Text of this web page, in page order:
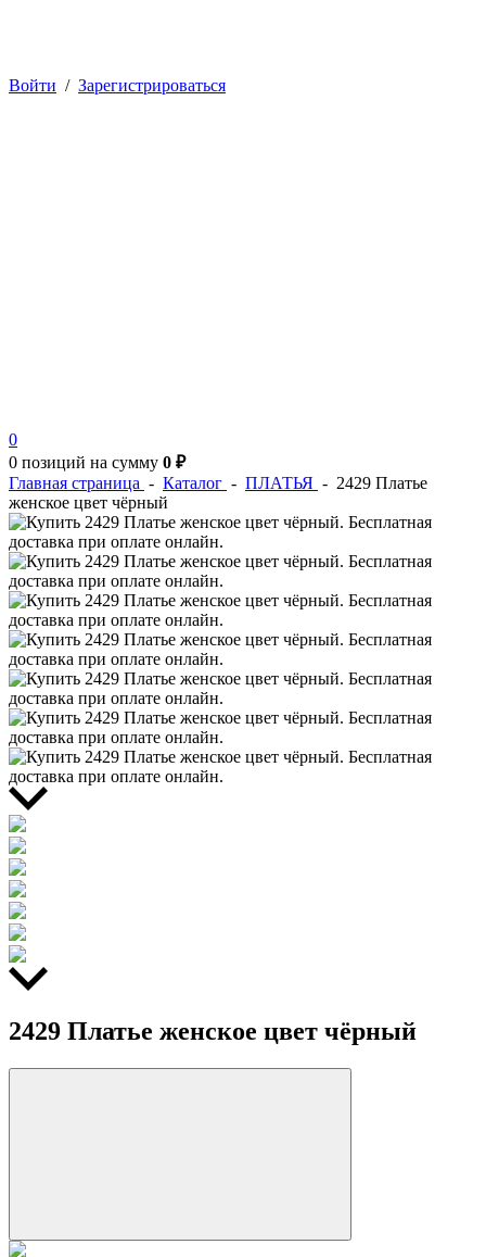
Войти / Зарегистрироваться
0
0 позиций на сумму 0 ₽
Главная страница - Каталог - ПЛАТЬЯ - 2429 Платье
женское цвет чёрный
2429 Платье женское цвет чёрный